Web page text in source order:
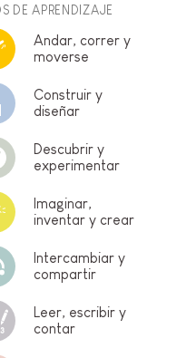
DE APRENDIZAJE
Andar, correr y
moverse
Construir y
diseñar
Descubrir y
experimentar
Imaginar,
inventar y crear
Intercambiar y
compartir
Leer, escribir y
contar